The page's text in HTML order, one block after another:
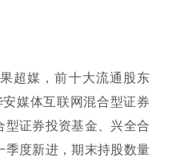
超媒，前十大流通股东
媒体互联网混合型证券
证券投资基金、兴全合
度新进，期末持股数量